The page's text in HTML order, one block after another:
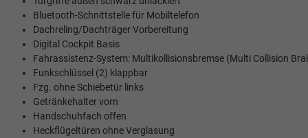
Bluetooth-Schnittstelle für Mobiltelefon
Dachreling/Dachträger Vorbereitung
Digital Cockpit Basis
Fahrassistenz-System: Multikollisionsbremse (Multi Collision
Funkschlüssel (2) klappbar
Fzg. ohne Schiebetür links
Getränkehalter vorn
Handschuhfach offen
Heckflügeltüren ohne Verglasung